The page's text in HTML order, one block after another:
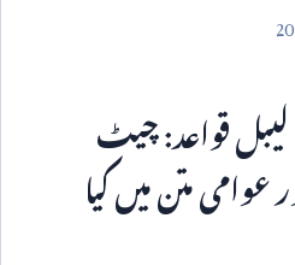
لیبل قواعد: چیٹ
متن میں کیا